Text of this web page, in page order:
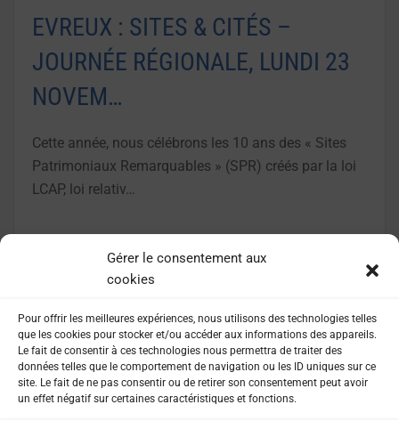
Gérer le consentement aux
cookies
Pour offrir les meilleures expériences, nous utilisons des technologies telles
que les cookies pour stocker et/ou accéder aux informations des appareils.
Le fait de consentir à ces technologies nous permettra de traiter des
données telles que le comportement de navigation ou les ID uniques sur ce
site. Le fait de ne pas consentir ou de retirer son consentement peut avoir
un effet négatif sur certaines caractéristiques et fonctions.
EVREUX : SITES & CITÉS –
JOURNÉE RÉGIONALE, LUNDI 23
NOVEM…
Cette année, nous célébrons les 10 ans des « Sites
Patrimoniaux Remarquables » (SPR) créés par la loi
LCAP, loi relativ…
LIRE LA SUITE